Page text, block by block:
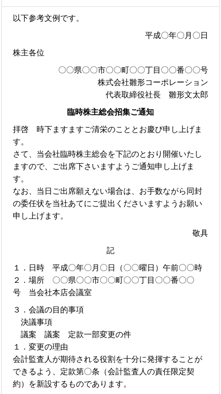
以下参考文例です。
平成〇年〇月〇日
株主各位
〇〇県〇〇市〇〇町〇〇丁目〇〇番〇〇号
株式会社雛形コーポレーション
代表取締役社長 雛形文太郎
臨時株主総会招集ご通知
拝啓 時下ますますご清栄のこととお慶び申し上げま
す。
さて、当会社臨時株主総会を下記のとおり開催いたし
ますので、ご出席下さいますようご通知申し上げま
す。
なお、当日ご出席願えない場合は、お手数ながら同封
の委任状を当社あてにご提出くださいますようお願い
申し上げます。
敬具
記
１．日時 平成〇年〇月〇日（〇〇曜日）午前〇〇時
２．場所 〇〇県〇〇市〇〇町〇〇丁目〇〇番〇〇
号 当会社本店会議室
３．会議の目的事項
決議事項
議案 議案 定款一部変更の件
１．変更の理由
会計監査人が期待される役割を十分に発揮することが
できるよう、定款第〇条（会計監査人の責任限定契
約）を新設するものであります。